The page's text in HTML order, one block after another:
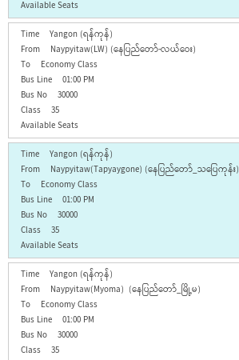
Yangon (ရန်ကုန်)
Naypyitaw(LW) (နေပြည်တော်-လယ်ဝေး)
Economy Class
01:00 PM
30000
35
Yangon (ရန်ကုန်)
Naypyitaw(Tapyaygone) (နေပြည်တော်_သပြေကုန်း)
Economy Class
01:00 PM
30000
35
Yangon (ရန်ကုန်)
Naypyitaw(Myoma) (နေပြည်တော်_မြို့မ)
Economy Class
01:00 PM
30000
35